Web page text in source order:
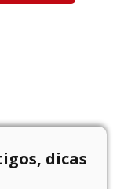
dicas